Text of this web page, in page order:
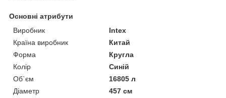
Основні атрибути
Виробник
Intex
Країна виробник
Китай
Форма
Кругла
Колір
Синій
Об`єм
16805 л
Діаметр
457 см